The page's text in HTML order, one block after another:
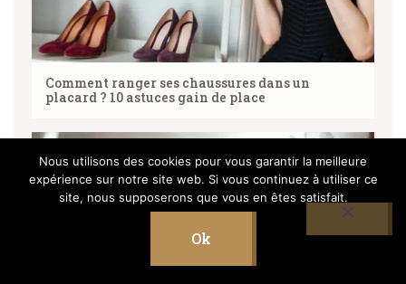
Comment ranger ses chaussures dans un
placard ? 10 astuces gain de place
Nous utilisons des cookies pour vous garantir la meilleure
expérience sur notre site web. Si vous continuez à utiliser ce
site, nous supposerons que vous en êtes satisfait.
Ok